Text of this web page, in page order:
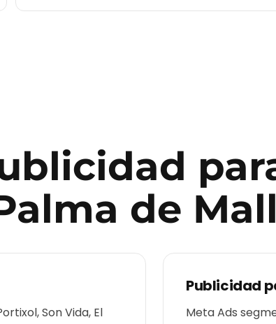
de
Son Vida, El
Publicidad
Meta Ads